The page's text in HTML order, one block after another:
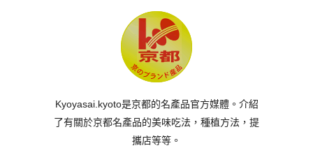
Kyoyasai.kyoto是京都的名產品官方媒體。介紹
了有關於京都名產品的美味吃法，種植方法，提
攜店等等。